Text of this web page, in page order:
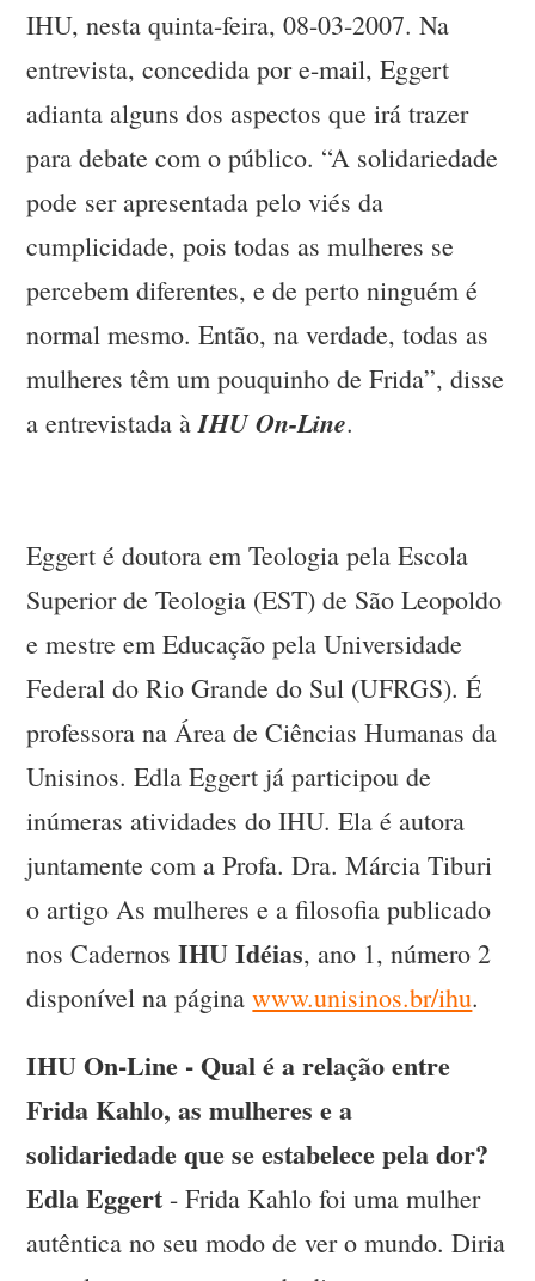
IHU, nesta quinta-feira, 08-03-2007. Na
entrevista, concedida por e-mail, Eggert
adianta alguns dos aspectos que irá trazer
para debate com o público. “A solidariedade
pode ser apresentada pelo viés da
cumplicidade, pois todas as mulheres se
percebem diferentes, e de perto ninguém é
normal mesmo. Então, na verdade, todas as
mulheres têm um pouquinho de Frida”, disse
a entrevistada àIHU On-Line.
Eggert é doutora em Teologia pela Escola
Superior de Teologia (EST) de São Leopoldo
e mestre em Educação pela Universidade
Federal do Rio Grande do Sul (UFRGS). É
professora na Área de Ciências Humanas da
Unisinos. Edla Eggert já participou de
inúmeras atividades do IHU. Ela é autora
juntamente com a Profa. Dra. Márcia Tiburi
o artigo As mulheres e a filosofia publicado
nos CadernosIHU Idéias, ano 1, número 2
disponível na páginawww.unisinos.br/ihu.
IHU On-Line - Qual é a relação entre
Frida Kahlo, as mulheres e a
solidariedade que se estabelece pela dor?
Edla Eggert - Frida Kahlo foi uma mulher
autêntica no seu modo de ver o mundo. Diria